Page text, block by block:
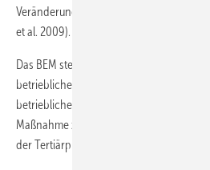
Veränderungen der Arbeitsbedingungen
et al. 2009).
Das BEM stellt neben dem betrieblichen
betrieblichen Gesundheitsförderung eine
betrieblichen Gesundheitsmanagement
Maßnahme zur Überwindung von
der Tertiärprävention zuordnen (Prümper